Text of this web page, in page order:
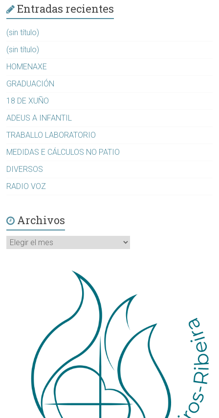
Entradas recientes
(sin título)
(sin título)
HOMENAXE
GRADUACIÓN
18 DE XUÑO
ADEUS A INFANTIL
TRABALLO LABORATORIO
MEDIDAS E CÁLCULOS NO PATIO
DIVERSOS
RADIO VOZ
Archivos
Archivos